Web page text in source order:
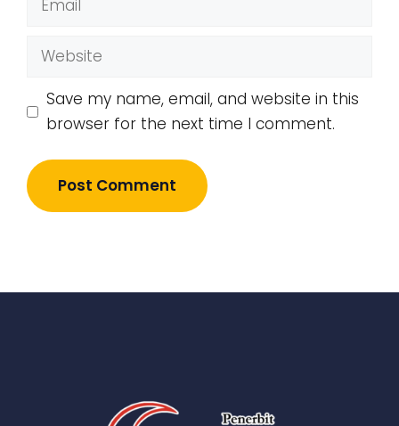
Website
Save my name, email, and website in this
browser for the next time I comment.